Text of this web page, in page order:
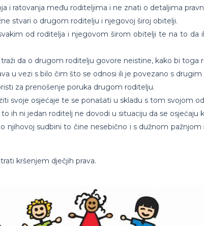
i ratovanja među roditeljima i ne znati o detaljima
stvari o drugom roditelju i njegovoj široj obitelji.
od roditelja i njegovom širom obitelji te na to
da o drugom roditelju govore neistine, kako bi
u vezi s bilo čim što se odnosi ili je povezano s
za prenošenje poruka drugom roditelju.
svoje osjećaje te se ponašati u skladu s tom svojom
ih ni jedan roditelj ne dovodi u situaciju da se osjećaju
njihovoj sudbini to čine nesebično i s dužnom
kršenjem dječjih prava.